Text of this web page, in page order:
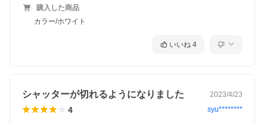
購入した商品
カラー/ホワイト
いいね 4
シャッターが切れるようになりました 2023/4/23
4 syu********